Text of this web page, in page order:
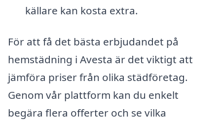
källare kan kosta extra.
För att få det bästa erbjudandet på
hemstädning i Avesta är det viktigt att
jämföra priser från olika städföretag.
Genom vår plattform kan du enkelt
begära flera offerter och se vilka